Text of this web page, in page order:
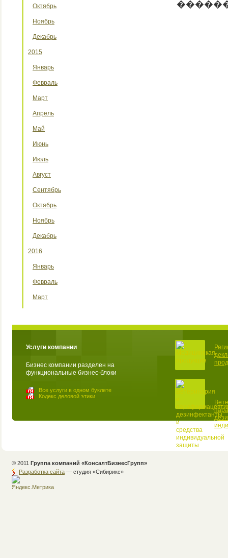
Октябрь
Ноябрь
Декабрь
2015
Январь
Февраль
Март
Апрель
Май
Июнь
Июль
Август
Сентябрь
Октябрь
Ноябрь
Декабрь
2016
Январь
Февраль
Март
Услуги компании
Бизнес компании разделен на
функциональные бизнес-блоки
Все услуги в одном буклете
Кодекс деловой этики
© 2011 Группа компаний «КонсалтБизнесГрупп»
Разработка сайта — студия «Cибирикс»